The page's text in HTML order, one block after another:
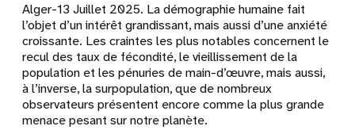
Alger-13 Juillet 2025. La démographie humaine fait
l’objet d’un intérêt grandissant, mais aussi d’une anxiété
croissante. Les craintes les plus notables concernent le
recul des taux de fécondité, le vieillissement de la
population et les pénuries de main-d’œuvre, mais aussi,
à l’inverse, la surpopulation, que de nombreux
observateurs présentent encore comme la plus grande
menace pesant sur notre planète.